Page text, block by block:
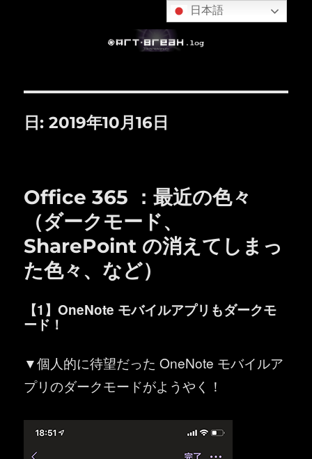
日:2019年10月16日
Office 365 ：最近の色々
（ダークモード、
SharePoint の消えてしまっ
た色々、など）
【1】OneNote モバイルアプリもダークモ
ード！
▼個人的に待望だった OneNote モバイルア
プリのダークモードがようやく！
日本語